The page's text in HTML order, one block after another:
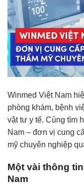
Winmed Việt Nam
phòng khám, bệnh
vật tư y tế. Cùng tìm
Nam – đơn vị cung
mỹ chuyên nghiệp
Một vài thông
Nam